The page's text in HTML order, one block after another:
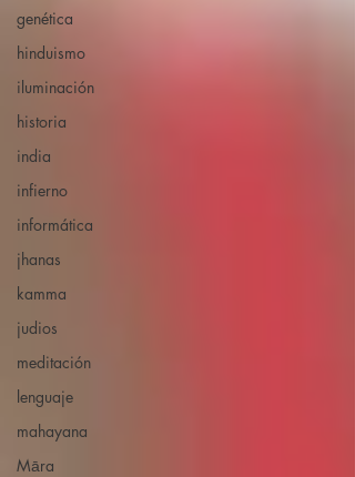
genética
hinduismo
iluminación
historia
india
infierno
informática
jhanas
kamma
judios
meditación
lenguaje
mahayana
Māra